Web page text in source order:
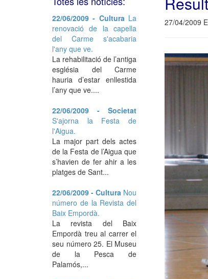
27/04/2009
22/06/2009 - Cultura La
renovació de la capella
del Carme s'acabaria
l'any que ve.
La rehabilitació de l’antiga
església del Carme
hauria d’estar enllestida
l’any que ve....
22/06/2009 - Societat
S'ajorna la Festa de
l'Aigua.
La major part dels actes
de la Festa de l’Aigua que
s’havien de fer ahir a les
platges de Sant...
22/06/2009 - Cultura Nou
número de la Revista del
Baix Empordà.
La revista del Baix
Empordà treu al carrer el
seu número 25. El Museu
de la Pesca de
Palamós,...